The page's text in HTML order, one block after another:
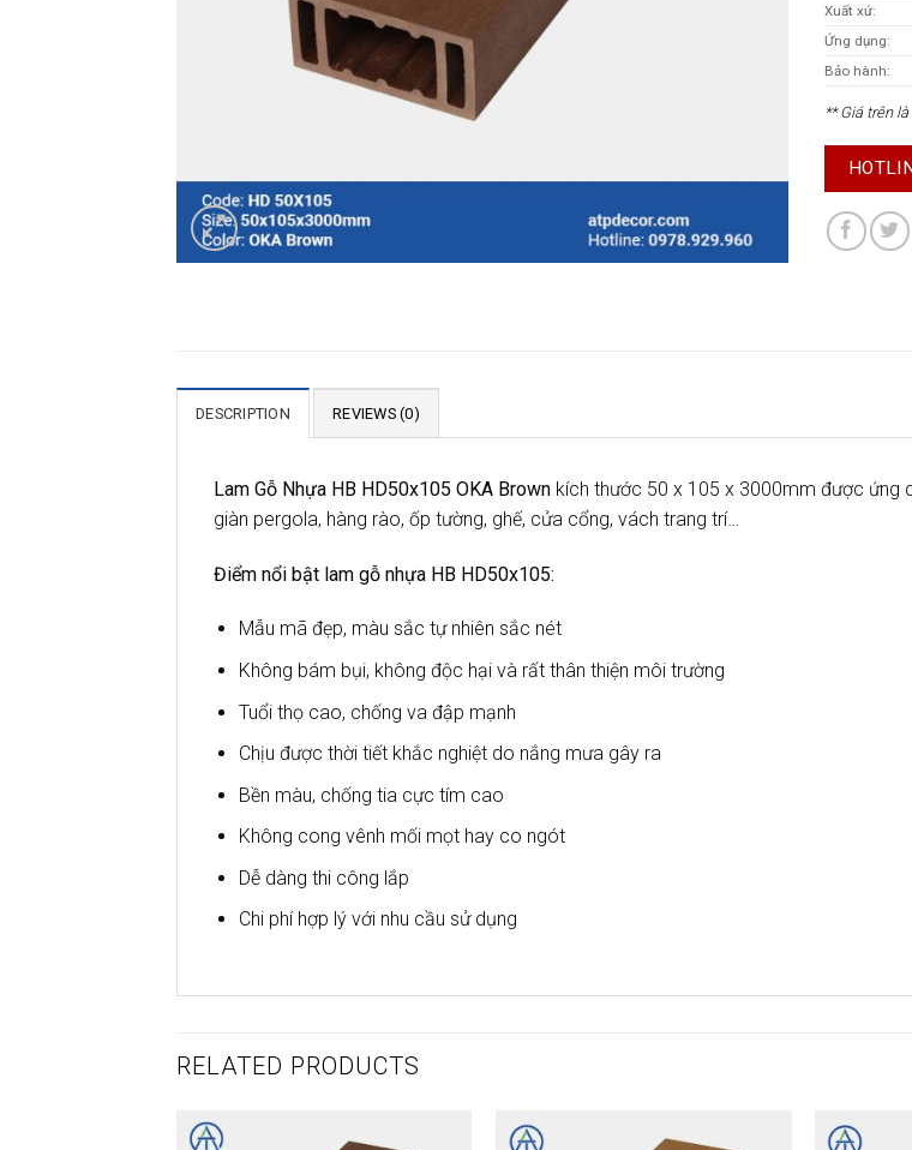
Xuất xứ:
Ứng dụng:
Bảo hành:
** Giá trên
DESCRIPTION REVIEWS (0)
Lam Gỗ Nhựa HB HD50x105 OKA Brown kích thước 50 x 105 x 3000mm được ứng
giàn pergola, hàng rào, ốp tường, ghế, cửa cổng, vách trang trí…
Điểm nổi bật lam gỗ nhựa HB HD50x105:
Mẫu mã đẹp, màu sắc tự nhiên sắc nét
Không bám bụi, không độc hại và rất thân thiện môi trường
Tuổi thọ cao, chống va đập mạnh
Chịu được thời tiết khắc nghiệt do nắng mưa gây ra
Bền màu, chống tia cực tím cao
Không cong vênh mối mọt hay co ngót
Dễ dàng thi công lắp
Chi phí hợp lý với nhu cầu sử dụng
RELATED PRODUCTS